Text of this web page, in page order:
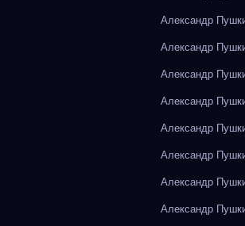
Александр
Александр
Александр
Александр
Александр
Александр
Александр
Александр